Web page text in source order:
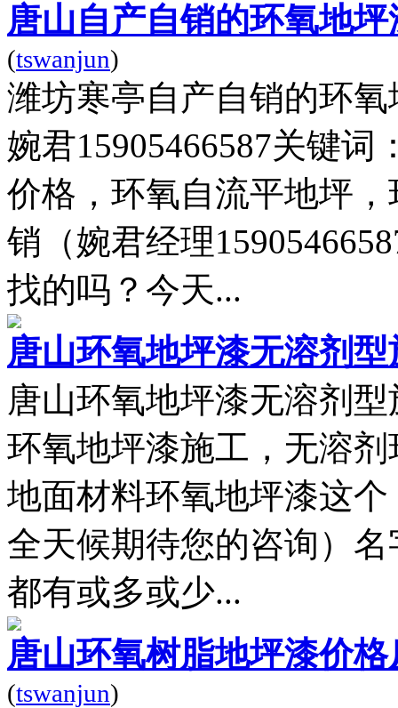
唐山自产自销的环氧地
(tswanjun)
潍坊寒亭自产自销的环
婉君15905466587关键
价格，环氧自流平地坪
销（婉君经理
找的吗？今天...
唐山环氧地坪漆无溶剂
唐山环氧地坪漆无溶剂
环氧地坪漆施工，无溶
地面材料环氧地坪漆这个
全天候期待您的咨询）
都有或多或少...
唐山环氧树脂地坪漆价
(tswanjun)